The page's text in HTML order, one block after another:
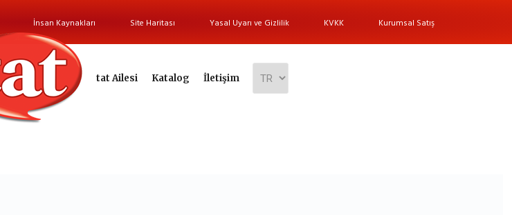
İnsan Kaynakları Site Haritası Yasal Uyarı ve Gizlilik KVKK Kurumsal Satış
tat Ailesi Katalog İletişim